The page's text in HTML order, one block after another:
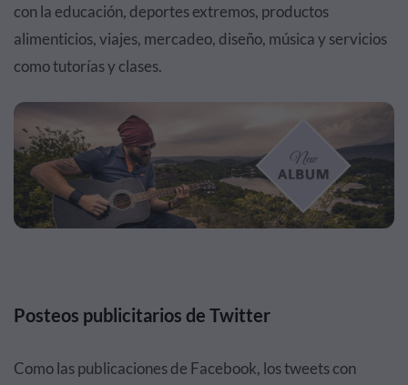
con la educación, deportes extremos, productos
alimenticios, viajes, mercadeo, diseño, música y servicios
como tutorías y clases.
Posteos publicitarios de Twitter
Como las publicaciones de Facebook, los tweets con